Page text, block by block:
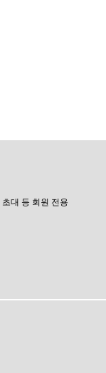
대 등 회원 전용